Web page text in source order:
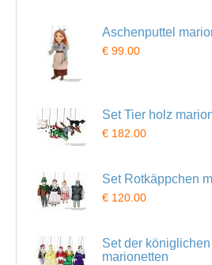
Aschenputtel
€ 99.00
Set Tier holz
€ 182.00
Set Rotkäppchen
€ 120.00
Set der
marionetten